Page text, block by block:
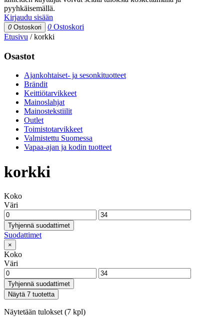
pyyhkäisemällä.
Kirjaudu sisään
0 Ostoskori 0 Ostoskori
Etusivu /korkki
Osastot
Ajankohtaiset- ja sesonkituotteet
Brändit
Keittiötarvikkeet
Mainoslahjat
Mainostekstiilit
Outlet
Toimistotarvikkeet
Valmistettu Suomessa
Vapaa-ajan ja kodin tuotteet
korkki
Koko
Väri
Tyhjennä suodattimet
Suodattimet
×
Koko
Väri
Tyhjennä suodattimet
Näytä 7 tuotetta
Näytetään tulokset (7 kpl)